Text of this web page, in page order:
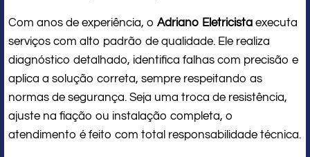
Com anos de experiência, o Adriano Eletricista executa
serviços com alto padrão de qualidade. Ele realiza
diagnóstico detalhado, identifica falhas com precisão e
aplica a solução correta, sempre respeitando as
normas de segurança. Seja uma troca de resistência,
ajuste na fiação ou instalação completa, o
atendimento é feito com total responsabilidade técnica.